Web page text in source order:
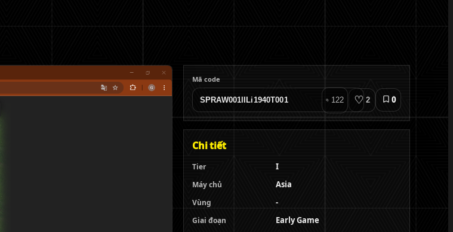
Mã code
122 ♡ 2 0
Chi tiết
Tier I
Máy chủ Asia
Vùng -
Giai đoạn Early Game